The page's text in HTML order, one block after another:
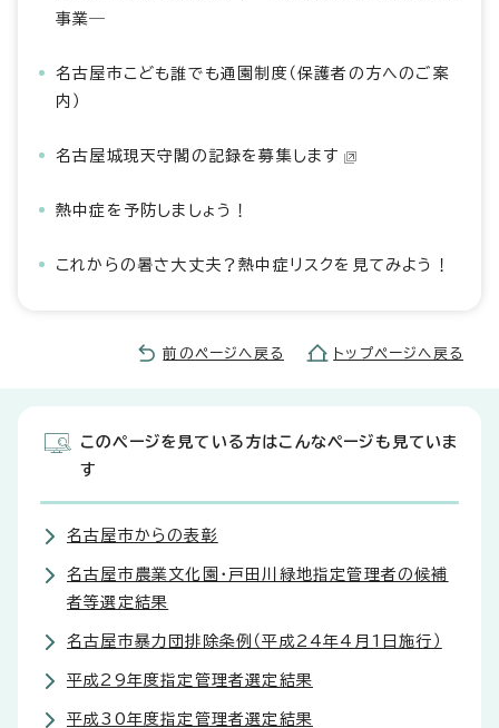
事業―
名古屋市こども誰でも通園制度（保護者の方へのご案
内）
名古屋城現天守閣の記録を募集します
熱中症を予防しましょう！
これからの暑さ大丈夫？熱中症リスクを見てみよう！
前のページへ戻る トップページへ戻る
このページを見ている方はこんなページも見ていま
す
名古屋市からの表彰
名古屋市農業文化園・戸田川緑地指定管理者の候補
者等選定結果
名古屋市暴力団排除条例（平成24年4月1日施行）
平成29年度指定管理者選定結果
平成30年度指定管理者選定結果